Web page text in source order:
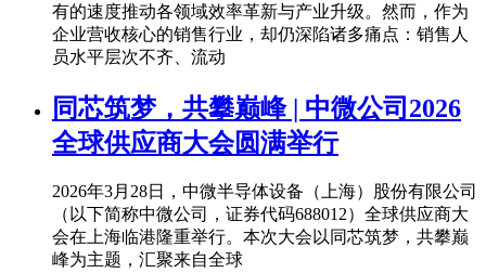
有的速度推动各领域效率革新与产业升级。然而，作为
企业营收核心的销售行业，却仍深陷诸多痛点：销售人
员水平层次不齐、流动
同芯筑梦，共攀巅峰 | 中微公司2026
全球供应商大会圆满举行
2026年3月28日，中微半导体设备（上海）股份有限公司
（以下简称中微公司，证券代码688012）全球供应商大
会在上海临港隆重举行。本次大会以同芯筑梦，共攀巅
峰为主题，汇聚来自全球